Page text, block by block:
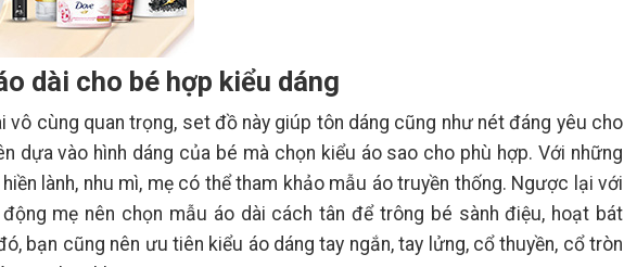
dài cho bé hợp kiểu dáng
vô cùng quan trọng, set đồ này giúp tôn dáng cũng như nét đáng yêu cho
dựa vào hình dáng của bé mà chọn kiểu áo sao cho phù hợp. Với những
lành, nhu mì, mẹ có thể tham khảo mẫu áo truyền thống. Ngược lại với
mẹ nên chọn mẫu áo dài cách tân để trông bé sành điệu, hoạt bát
bạn cũng nên ưu tiên kiểu áo dáng tay ngắn, tay lửng, cổ thuyền, cổ tròn